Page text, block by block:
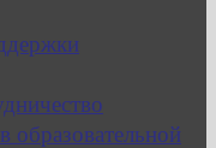
образовательной